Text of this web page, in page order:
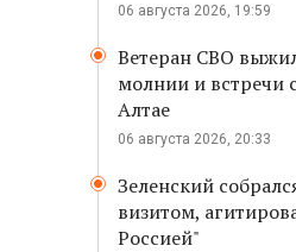
06 августа 2026, 19:59
Ветеран СВО
молнии и встречи
Алтае
06 августа 2026, 20:33
Зеленский
визитом,
Россией"